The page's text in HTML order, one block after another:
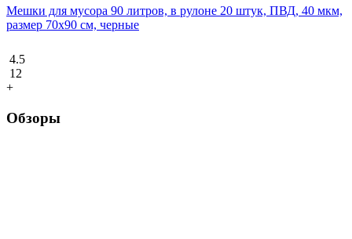
Мешки для мусора 90 литров, в рулоне 20 штук, ПВД, 40 мкм,
размер 70х90 см, черные
4.5
12
+
Обзоры